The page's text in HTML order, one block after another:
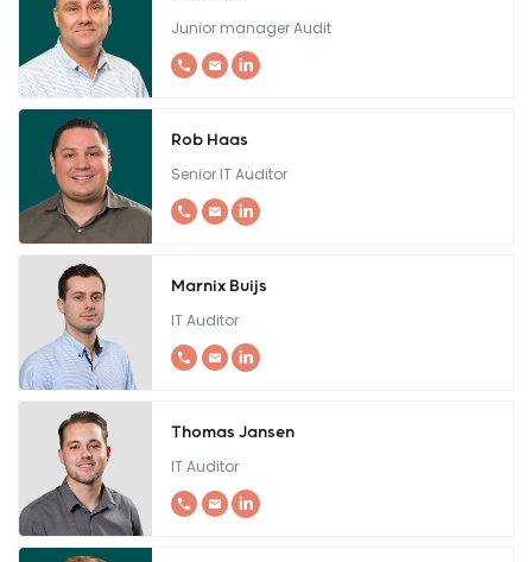
Junior manager Audit
Rob Haas
Senior IT Auditor
Marnix Buijs
IT Auditor
Thomas Jansen
IT Auditor